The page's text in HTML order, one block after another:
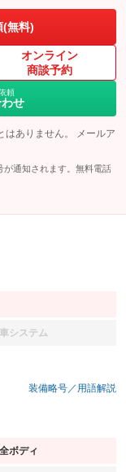
(無料)
オンライン
商談予約
頼
せ
はありません。 メールア
通知されます。無料電話
システム
し
装備略号／用語解説
ボディ
り